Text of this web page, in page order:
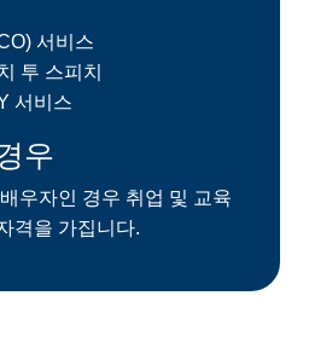
서비스
투 스피치
서비스
우
우자인 경우 취업 및 교육
격을 가집니다.